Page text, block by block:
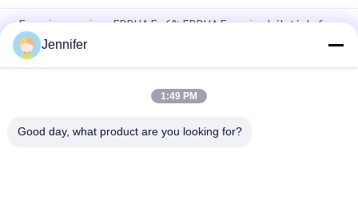
Engrais organique EDDHA Fe 6% EDDHA Engrais chélaté de fer
O-O 4,8 Absorption EDDHA FE 6% Engrais chélaté de fer pour
l'état du sol PH3-12
EDDHA-Fe PH7-9 6% a chélaté des symptômes de poudre de
Jennifer
1:49 PM
Good day, what product are you looking for?